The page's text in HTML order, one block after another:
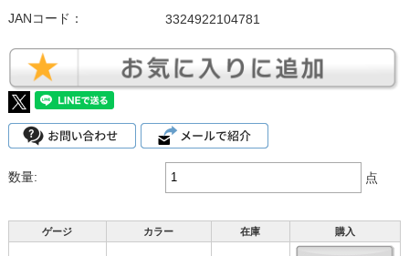
JANコード：
3324922104781
数量: 点
ゲージ カラー 在庫 購入